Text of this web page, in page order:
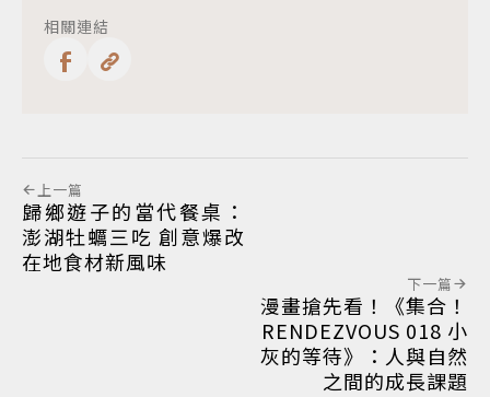
相關連結
上一篇
歸鄉遊子的當代餐桌：
澎湖牡蠣三吃 創意爆改
在地食材新風味
下一篇
漫畫搶先看！《集合！
RENDEZVOUS 018 小
灰的等待》：人與自然
之間的成長課題